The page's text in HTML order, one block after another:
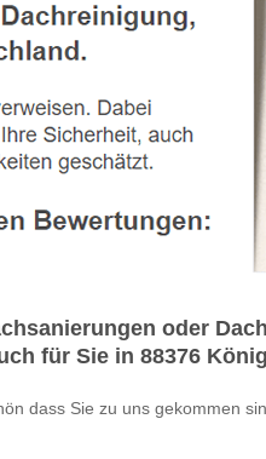
oder
für Sie in 88376
dass Sie zu uns gekommen